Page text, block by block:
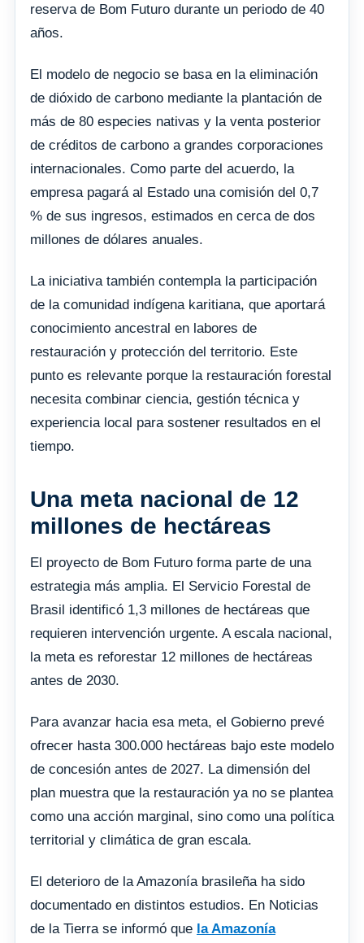
reserva de Bom Futuro durante un periodo de 40
años.
El modelo de negocio se basa en la eliminación
de dióxido de carbono mediante la plantación de
más de 80 especies nativas y la venta posterior
de créditos de carbono a grandes corporaciones
internacionales. Como parte del acuerdo, la
empresa pagará al Estado una comisión del 0,7
% de sus ingresos, estimados en cerca de dos
millones de dólares anuales.
La iniciativa también contempla la participación
de la comunidad indígena karitiana, que aportará
conocimiento ancestral en labores de
restauración y protección del territorio. Este
punto es relevante porque la restauración forestal
necesita combinar ciencia, gestión técnica y
experiencia local para sostener resultados en el
tiempo.
Una meta nacional de 12
millones de hectáreas
El proyecto de Bom Futuro forma parte de una
estrategia más amplia. El Servicio Forestal de
Brasil identificó 1,3 millones de hectáreas que
requieren intervención urgente. A escala nacional,
la meta es reforestar 12 millones de hectáreas
antes de 2030.
Para avanzar hacia esa meta, el Gobierno prevé
ofrecer hasta 300.000 hectáreas bajo este modelo
de concesión antes de 2027. La dimensión del
plan muestra que la restauración ya no se plantea
como una acción marginal, sino como una política
territorial y climática de gran escala.
El deterioro de la Amazonía brasileña ha sido
documentado en distintos estudios. En Noticias
de la Tierra se informó que la Amazonía